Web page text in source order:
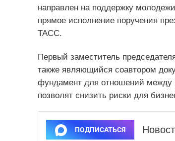
направлен на поддержку
прямое исполнение поручения
ТАСС.
Первый заместитель
также являющийся соавтором
фундамент для отношений между
позволят снизить риски для
ПОДПИСАТЬСЯ